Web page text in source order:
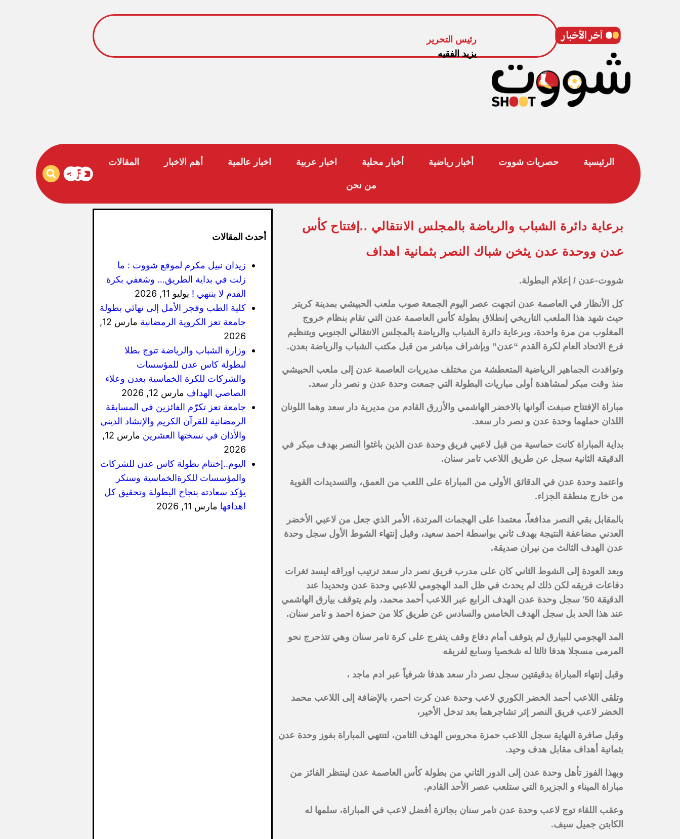
رئيس التحرير
يزيد الفقيه
الرئيسية حصريات شووت أخبار رياضية أخبار محلية اخبار عربية اخبار عالمية أهم الاخبار المقالات
من نحن
برعاية دائرة الشباب والرياضة بالمجلس الانتقالي ..إفتتاح كأس
عدن ووحدة عدن يثخن شباك النصر بثمانية اهداف
شووت-عدن / إعلام البطولة.
كل الأنظار في العاصمة عدن اتجهت عصر اليوم الجمعة صوب ملعب الحبيشي بمدينة كريتر
حيث شهد هذا الملعب التاريخي إنطلاق بطولة كأس العاصمة عدن التي تقام بنظام خروج
المغلوب من مرة واحدة، وبرعاية دائرة الشباب والرياضة بالمجلس الانتقالي الجنوبي وبتنظيم
فرع الاتحاد العام لكرة القدم “عدن” وبإشراف مباشر من قبل مكتب الشباب والرياضة بعدن.
وتوافدت الجماهير الرياضية المتعطشة من مختلف مديريات العاصمة عدن إلى ملعب الحبيشي
منذ وقت مبكر لمشاهدة أولى مباريات البطولة التي جمعت وحدة عدن و نصر دار سعد.
مباراة الإفتتاح صبغت ألوانها بالاخضر الهاشمي والأزرق القادم من مديرية دار سعد وهما اللونان
اللذان حملهما وحدة عدن و نصر دار سعد.
بداية المباراة كانت حماسية من قبل لاعبي فريق وحدة عدن الذين باغثوا النصر بهدف مبكر في
الدقيقة الثانية سجل عن طريق اللاعب تامر سنان.
واعتمد وحدة عدن في الدقائق الأولى من المباراة على اللعب من العمق، والتسديدات القوية
من خارج منطقة الجزاء.
بالمقابل بقي النصر مدافعاً، معتمدا على الهجمات المرتدة، الأمر الذي جعل من لاعبي الأخضر
العدني مضاعفة النتيجة بهدف ثاني بواسطة احمد سعيد، وقبل إنتهاء الشوط الأول سجل وحدة
عدن الهدف الثالث من نيران صديقة.
وبعد العودة إلى الشوط الثاني كان على مدرب فريق نصر دار سعد ترتيب اوراقه ليسد ثغرات
دفاعات فريقه لكن ذلك لم يحدث في ظل المد الهجومي للاعبي وحدة عدن وتحديدا عند
الدقيقة 50′ سجل وحدة عدن الهدف الرابع عبر اللاعب أحمد محمد، ولم يتوقف بيارق الهاشمي
عند هذا الحد بل سجل الهدف الخامس والسادس عن طريق كلا من حمزة احمد و تامر سنان.
المد الهجومي للبيارق لم يتوقف أمام دفاع وقف يتفرج على كرة تامر سنان وهي تتذحرج نحو
المرمى مسجلا هدفا ثالثا له شخصيا وسابع لفريقه
وقبل إنتهاء المباراة بدقيقتين سجل نصر دار سعد هدفا شرفياً عبر ادم ماجد ،
وتلقى اللاعب أحمد الخضر الكوري لاعب وحدة عدن كرت احمر، بالإضافة إلى اللاعب محمد
الخضر لاعب فريق النصر إثر تشاجرهما بعد تدخل الأخير،
وقبل صافرة النهاية سجل اللاعب حمزة محروس الهدف الثامن، لتنتهي المباراة بفوز وحدة عدن
بثمانية أهداف مقابل هدف وحيد.
وبهذا الفوز تأهل وحدة عدن إلى الدور الثاني من بطولة كأس العاصمة عدن لينتظر الفائز من
مباراة الميناء و الجزيرة التي ستلعب عصر الأحد القادم.
وعقب اللقاء توج لاعب وحدة عدن تامر سنان بجائزة أفضل لاعب في المباراة، سلمها له
الكابتن جميل سيف.
أحدث المقالات
زيدان نبيل مكرم لموقع شووت : ما
زلت في بداية الطريق… وشغفي بكرة
القدم لا ينتهي ! يوليو 11, 2026
كلية الطب وفجر الأمل إلى نهائي بطولة
جامعة تعز الكروية الرمضانية
مارس 12,
2026
وزارة الشباب والرياضة تتوج بطلا
لبطولة كاس عدن للمؤسسات
والشركات للكرة الخماسية بعدن وعلاء
الصاصي الهداف مارس 12, 2026
جامعة تعز تكرّم الفائزين في المسابقة
الرمضانية للقرآن الكريم والإنشاد الديني
والأذان في نسختها العشرين
مارس 12,
2026
اليوم..إختتام بطولة كاس عدن للشركات
والمؤسسات للكرةالخماسية وسنكر
يؤكد سعادته بنجاح البطولة وتحقيق كل
اهدافها مارس 11, 2026